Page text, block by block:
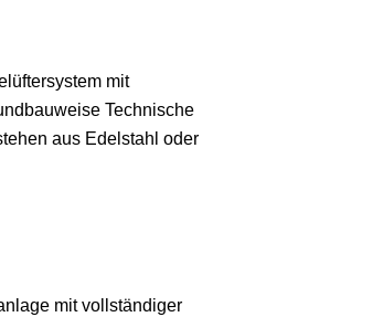
mit
Technische
aus Edelstahl oder
mit vollständiger